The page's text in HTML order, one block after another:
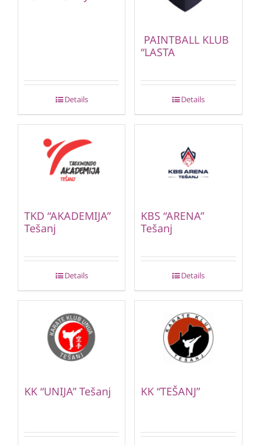
Details
PAINTBALL KLUB
“LASTA
Details
TKD “AKADEMIJA”
Tešanj
Details
KBS “ARENA”
Tešanj
Details
KK “UNIJA” Tešanj KK “TEŠANJ”